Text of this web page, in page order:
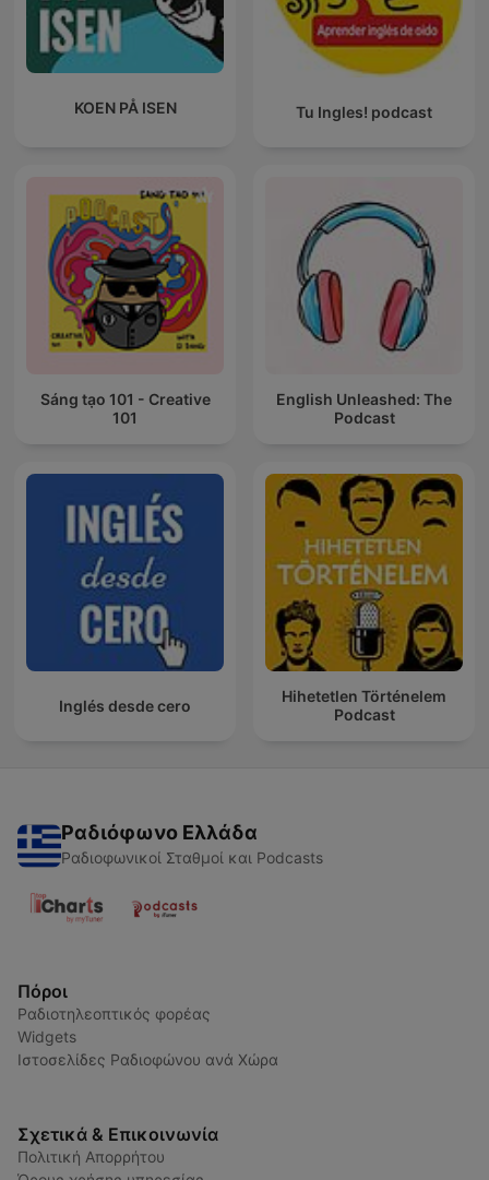
KOEN PÅ ISEN Tu Ingles! podcast
Sáng tạo 101 - Creative
101
English Unleashed: The
Podcast
Inglés desde cero
Hihetetlen Történelem
Podcast
Ραδιόφωνο Ελλάδα
Ραδιοφωνικοί Σταθμοί και Podcasts
Πόροι
Ραδιοτηλεοπτικός φορέας
Widgets
Ιστοσελίδες Ραδιοφώνου ανά Χώρα
Σχετικά & Επικοινωνία
Πολιτική Απορρήτου